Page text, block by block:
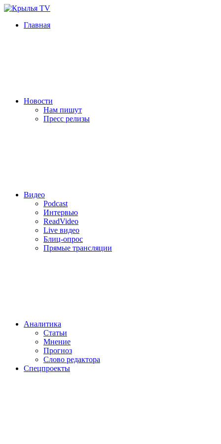
Главная
Новости
Нам пишут
Пресс релизы
Видео
Podcast
Интервью
ReadVideo
Live видео
Блиц-опрос
Прямые трансляции
Аналитика
Статьи
Мнение
Прогноз
Cлово редактора
Спецпроекты